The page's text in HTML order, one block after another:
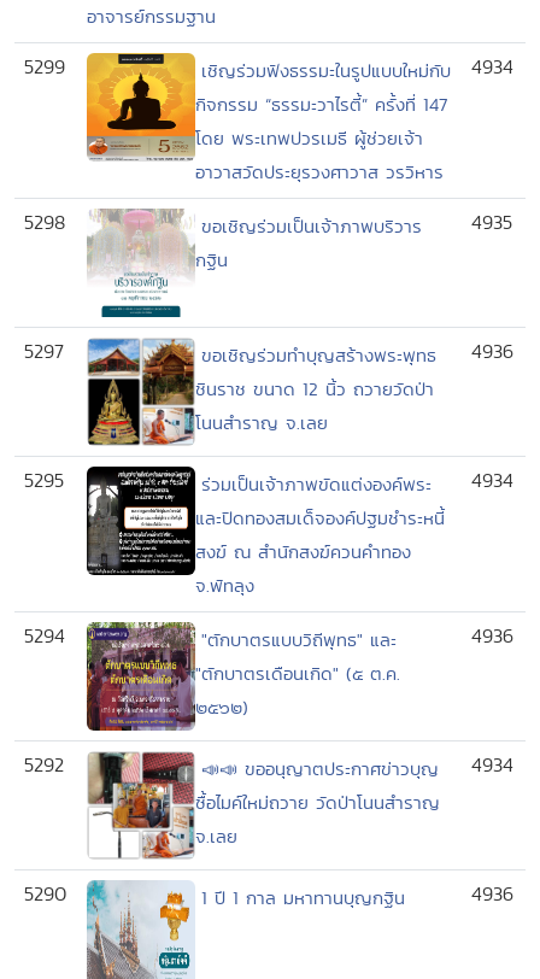
อาจารย์กรรมฐาน
5299
เชิญร่วมฟังธรรมะในรูปแบบใหม่กับ
กิจกรรม “ธรรมะวาไรตี้” ครั้งที่ 147
โดย พระเทพปวรเมธี ผู้ช่วยเจ้า
อาวาสวัดประยุรวงศาวาส วรวิหาร
4934
5298
ขอเชิญร่วมเป็นเจ้าภาพบริวาร
กฐิน
4935
5297
ขอเชิญร่วมทำบุญสร้างพระพุทธ
ชินราช ขนาด 12 นิ้ว ถวายวัดป่า
โนนสำราญ จ.เลย
4936
5295
ร่วมเป็นเจ้าภาพขัดแต่งองค์พระ
และปิดทองสมเด็จองค์ปฐมชำระหนี้
สงฆ์ ณ สำนักสงฆ์ควนคำทอง
จ.พัทลุง
4934
5294
"ตักบาตรแบบวิถีพุทธ" และ
"ตักบาตรเดือนเกิด" (๕ ต.ค.
๒๕๖๒)
4936
5292
📣📣 ขออนุญาตประกาศข่าวบุญ
ซื้อไมค์ใหม่ถวาย วัดป่าโนนสำราญ
จ.เลย
4934
5290 1 ปี 1 กาล มหาทานบุญกฐิน 4936